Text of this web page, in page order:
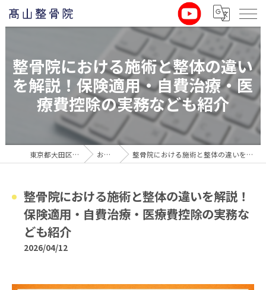
整骨院における施術と整体の違い
を解説！保険適用・自費治療・医
療費控除の実務なども紹介
東京都大田区の整骨院なら髙山整骨院 お役立ち情報 整骨院における施術と整体の違いを解説！保険適用・自費治療・医療費控除の実務なども紹介
整骨院における施術と整体の違いを解説！
保険適用・自費治療・医療費控除の実務な
ども紹介
2026/04/12